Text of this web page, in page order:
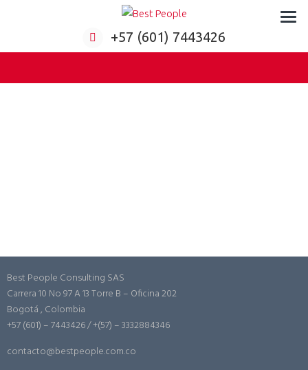
Formación virtual para empresas
+57 (601) 7443426
Best People Consulting SAS
Carrera 10 No 97 A 13 Torre B – Oficina 202
Bogotá , Colombia
+57 (601) – 7443426 / +(57) – 3332884346
contacto@bestpeople.com.co